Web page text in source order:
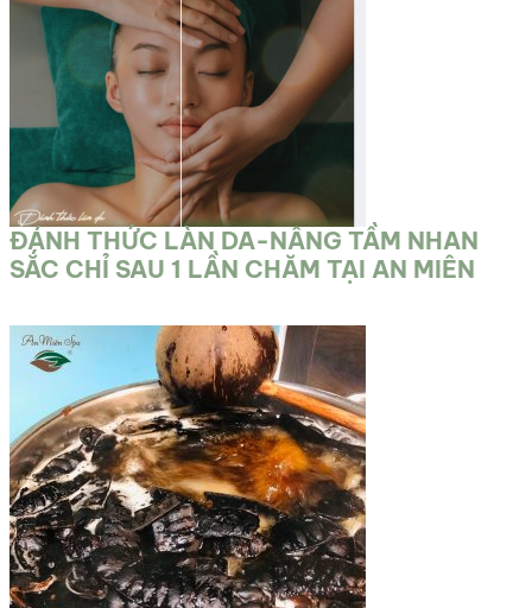
ĐÁNH THỨC LÀN DA-NÂNG TẦM NHAN
SẮC CHỈ SAU 1 LẦN CHĂM TẠI AN MIÊN